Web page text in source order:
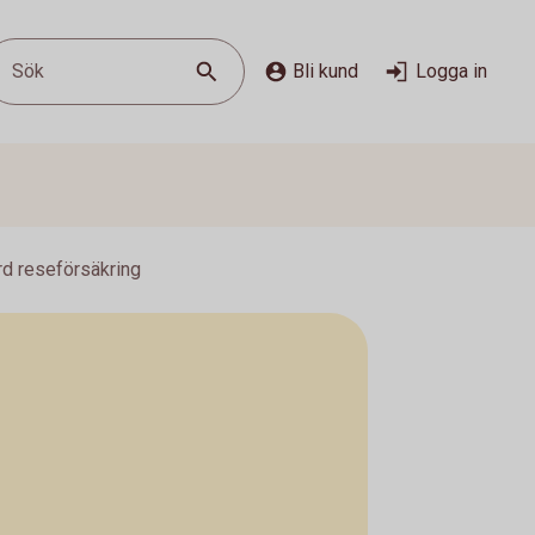
Sök Bli kund Logga in
reseförsäkring